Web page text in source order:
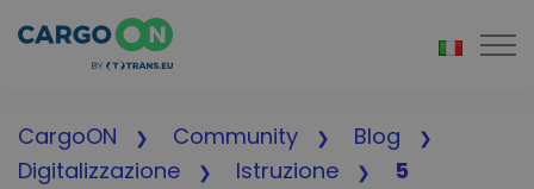
CargoON Community
Blog
Digitalizzazione
Istruzione
5